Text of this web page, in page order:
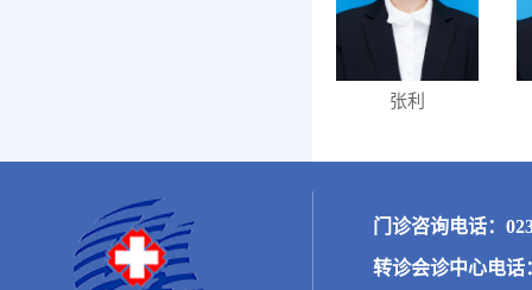
张利
门诊咨询电话：
转诊会诊中心电话